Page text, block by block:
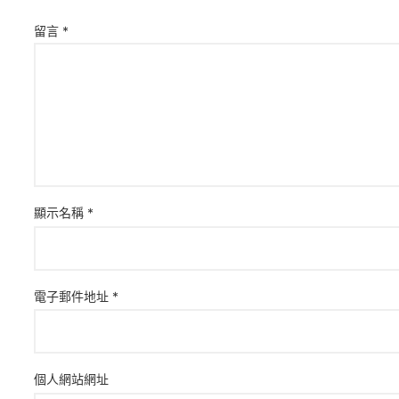
留言 *
顯示名稱 *
電子郵件地址 *
個人網站網址